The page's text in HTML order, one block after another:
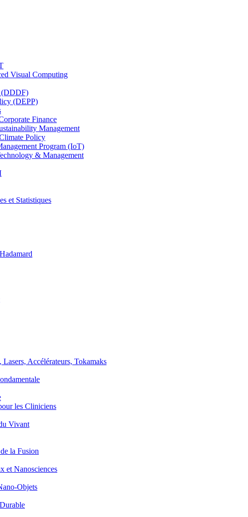
Visual Computing
(DDDF)
(DEPP)
Finance
Management
Policy
Program (IoT)
& Management
et Statistiques
Accélérateurs, Tokamaks
les Cliniciens
Vivant
la Fusion
et Nanosciences
Objets